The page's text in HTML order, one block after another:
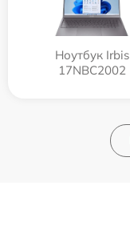
Ноутбук Irbis
17NBC2002